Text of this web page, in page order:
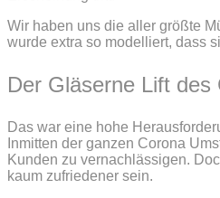
Wir haben uns die aller größte
wurde extra so modelliert, dass
Der Gläserne Lift des
Das war eine hohe
Inmitten der ganzen Corona
Kunden zu vernachlässigen.
kaum zufriedener sein.